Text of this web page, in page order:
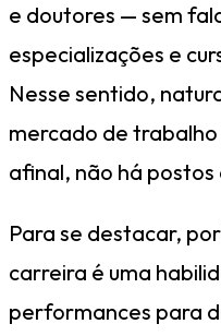
e doutores — sem
especializações e
Nesse sentido,
mercado de
afinal, não há
Para se destacar,
carreira é uma
performances para